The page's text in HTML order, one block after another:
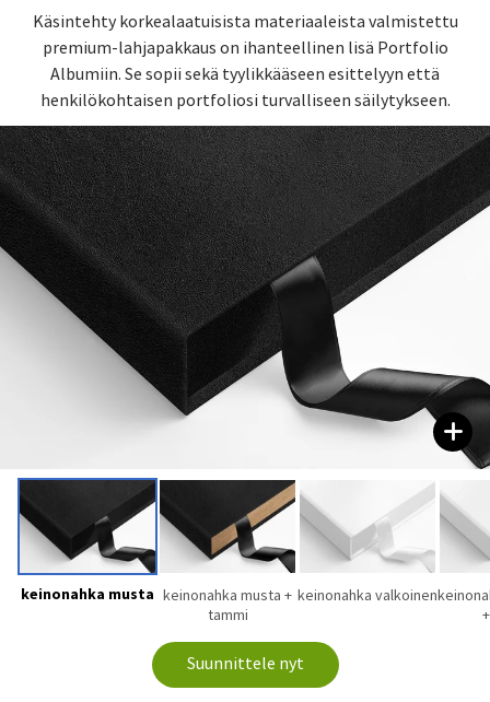
Käsintehty korkealaatuisista materiaaleista valmistettu
premium-lahjapakkaus on ihanteellinen lisä Portfolio
Albumiin. Se sopii sekä tyylikkääseen esittelyyn että
henkilökohtaisen portfoliosi turvalliseen säilytykseen.
keinonahka musta keinonahka musta +
tammi
keinonahka valkoinen
Suunnittele nyt